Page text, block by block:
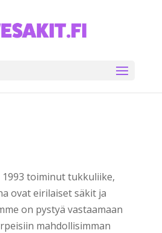
1993 toiminut tukkuliike,
ovat eirilaiset säkit ja
on pystyä vastaamaan
mahdollisimman